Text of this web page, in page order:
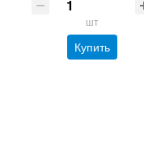
шт
Купить